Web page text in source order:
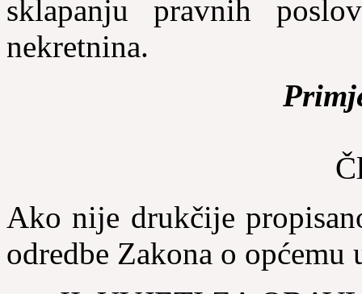
sklapanju pravnih
nekretnina.
Ako nije drukčije
odredbe Zakona o